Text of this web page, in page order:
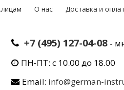
О нас Доставка и
+7 (495) 127-04-08 -
ПН-ПТ: с 10.00 до 18.00
Email: info@german-